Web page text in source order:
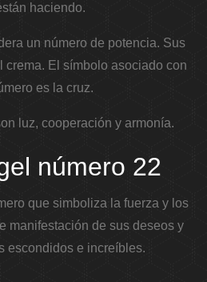
haciendo.
un número de potencia. Sus
crema. El símbolo asociado con
es la cruz.
luz, cooperación y armonía.
número 22
que simboliza la fuerza y ​​los
manifestación de sus deseos y
escondidos e increíbles.